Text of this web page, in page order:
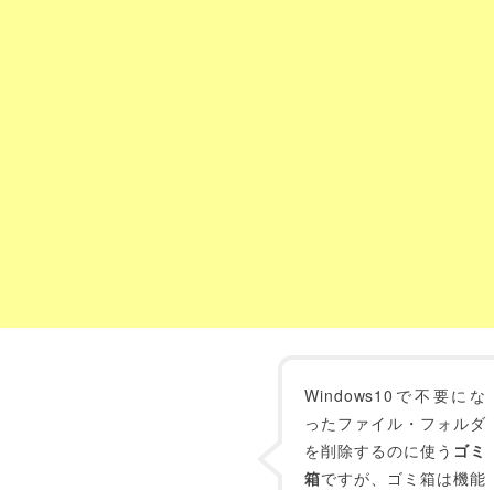
Windows10で不要にな
ったファイル・フォルダ
を削除するのに使う ゴミ
箱ですが、ゴミ箱は機能